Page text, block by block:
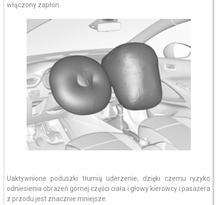
włączony zapłon.
Uaktywnione poduszki tłumią uderzenie, dzięki czemu ryzyko
odniesienia obrażeń górnej części ciała i głowy kierowcy i pasażera
z przodu jest znacznie mniejsze.